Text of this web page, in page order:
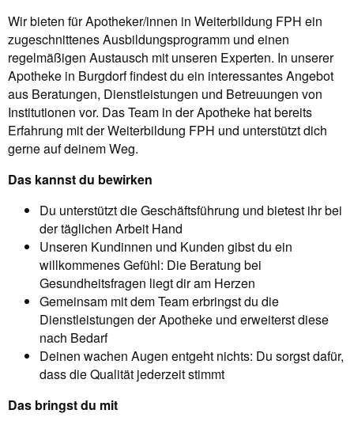
Wir bieten für Apotheker/innen in Weiterbildung FPH ein
zugeschnittenes Ausbildungsprogramm und einen
regelmäßigen Austausch mit unseren Experten. In unserer
Apotheke in Burgdorf findest du ein interessantes Angebot
aus Beratungen, Dienstleistungen und Betreuungen von
Institutionen vor. Das Team in der Apotheke hat bereits
Erfahrung mit der Weiterbildung FPH und unterstützt dich
gerne auf deinem Weg.
Das kannst du bewirken
Du unterstützt die Geschäftsführung und bietest ihr bei
der täglichen Arbeit Hand
Unseren Kundinnen und Kunden gibst du ein
willkommenes Gefühl: Die Beratung bei
Gesundheitsfragen liegt dir am Herzen
Gemeinsam mit dem Team erbringst du die
Dienstleistungen der Apotheke und erweiterst diese
nach Bedarf
Deinen wachen Augen entgeht nichts: Du sorgst dafür,
dass die Qualität jederzeit stimmt
Das bringst du mit